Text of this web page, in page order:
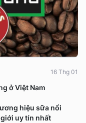
ở Việt Nam
16 Thg 01
hiệu sữa nổi
uy tín nhất